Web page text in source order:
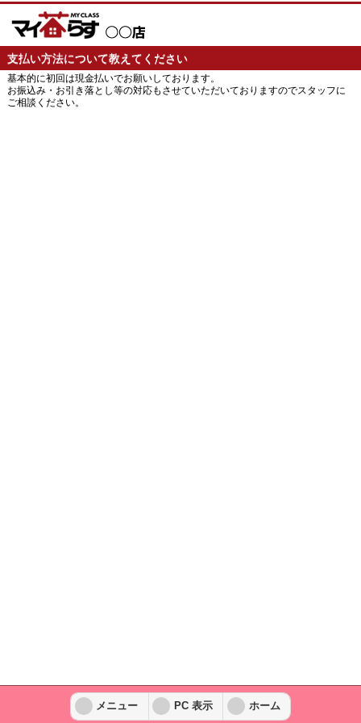
支払い方法について教えてください
基本的に初回は現金払いでお願いしております。
お振込み・お引き落とし等の対応もさせていただいておりますのでスタッフに
ご相談ください。
メニュー PC 表示 ホーム